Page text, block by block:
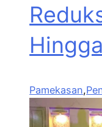
Pamekasan,